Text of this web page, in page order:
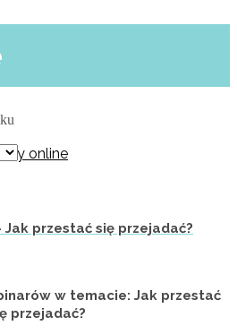
online
Jak przestać się przejadać?
w temacie: Jak przestać
przejadać?